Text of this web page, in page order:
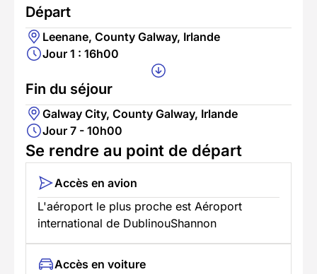
Départ
Leenane, County Galway, Irlande
Jour 1 : 16h00
Fin du séjour
Galway City, County Galway, Irlande
Jour 7 - 10h00
Se rendre au point de départ
Accès en avion
L'aéroport le plus proche est Aéroport
international de DublinouShannon
Accès en voiture